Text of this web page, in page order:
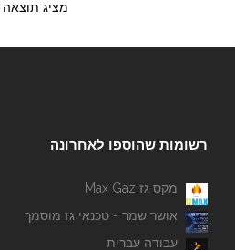
מציג תוצאה 1
רשומות שהוספו לאחרונה
מקס גז Max Gaz
אושר שמר - טכנאי גז מוסמך
עבודה עברית